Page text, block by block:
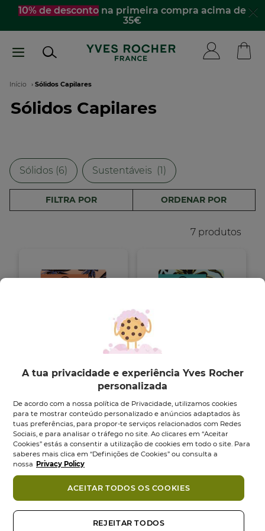
Passar
conteúdo
10% de descontona primeira compra acima de
35€
Navegação
estrutural
Início Sólidos Capilares
Sólidos Capilares
Sólidos (6) Sustentáveis​ ​ (1)
FILTRA POR ORDENAR POR
7 produtos
Champô Sólido
Nutrição
4.6 (20)
4.6
em
5
estrelas.
20
análises
9,95 €
Adicionar
Champô Sólido
Suave
4.5 (11)
4.5
em
5
estrelas.
11
9,95 €
Adicionar
A tua privacidade e experiência Yves Rocher
personalizada
De acordo com a nossa política de Privacidade, utilizamos cookies
para te mostrar conteúdo personalizado e anúncios adaptados às
tuas preferências, para propor-te serviços relacionados com Redes
Sociais, e para analisar o tráfego no site. Ao clicares em “Aceitar
Cookies” estás a consentir a utilização de cookies em todo o site. Para
saberes mais clica em “Definições de Cookies” ou consulta a
nossa Privacy Policy
REJEITAR TODOS
ACEITAR TODOS OS COOKIES